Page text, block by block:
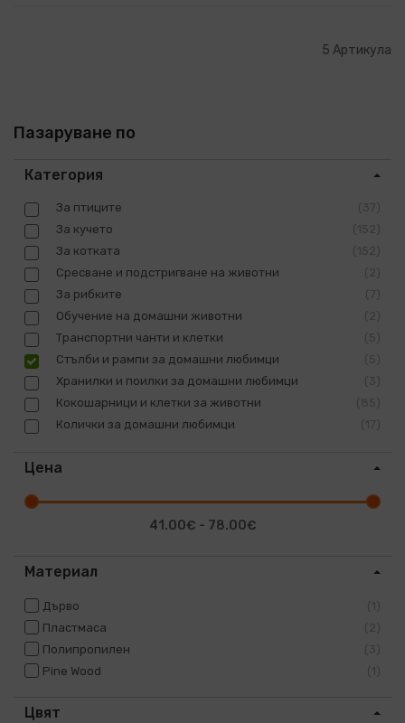
Пазаруване по
Категория
За птиците
За кучето
За котката
Сресване и подстригване на животни
За рибките
Обучение на домашни животни
Транспортни чанти и клетки
Стълби и рампи за домашни любимци
Хранилки и поилки за домашни любимци
Кокошарници и клетки за животни
Колички за домашни любимци
Цена
41.00€ - 78.00€
Материал
Дърво
Пластмаса
Полипропилен
Pine Wood
Цвят
5 Артикула